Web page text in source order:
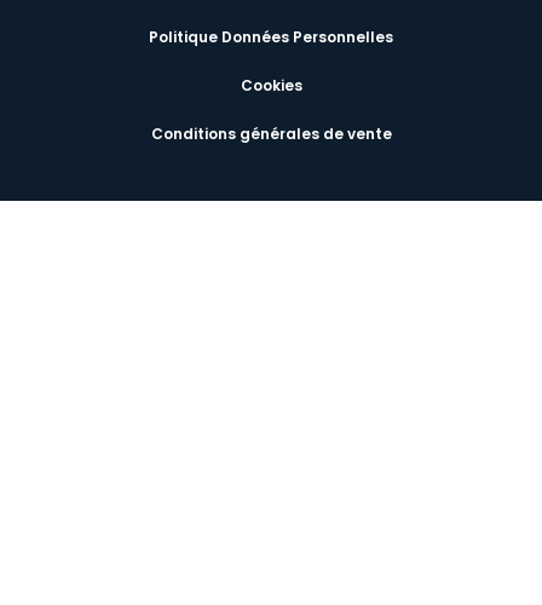
Politique Données Personnelles
Cookies
Conditions générales de vente